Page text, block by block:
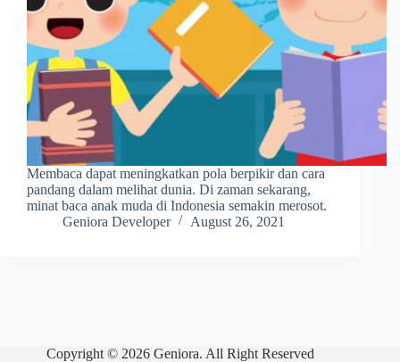
Membaca dapat meningkatkan pola berpikir dan cara
pandang dalam melihat dunia. Di zaman sekarang,
minat baca anak muda di Indonesia semakin merosot.
Geniora Developer
August 26, 2021
Copyright © 2026 Geniora. All Right Reserved